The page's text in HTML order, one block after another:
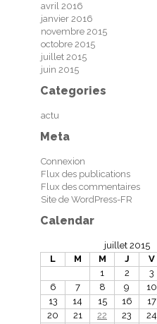
avril 2016
janvier 2016
novembre 2015
octobre 2015
juillet 2015
juin 2015
Categories
actu
Meta
Connexion
Flux des publications
Flux des commentaires
Site de WordPress-FR
Calendar
juillet 2015
L
M M J V
1
2 3
6
7 8 9 10
13
14 15 16 17
20
21 22 23 24